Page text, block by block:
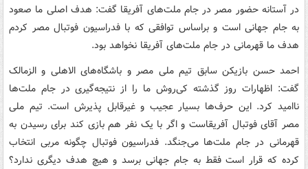
در آستانه حضور مصر در جام ملت‌های آفریقا گفت: هدف اصلی ما صعود
به جام جهانی است و براساس توافقی که با فدراسیون فوتبال مصر کردم
هدف ما قهرمانی در جام ملت‌های آفریقا نخواهد بود.
احمد حسن بازیکن سابق تیم ملی مصر و باشگاه‌های الاهلی و الزمالک
گفت: اظهارات روز گذشته کی‌روش ما را از نتیجه‌گیری در جام ملت‌ها
ناامید کرد. این حرف‌ها بسیار عجیب و غیرقابل پذیرش است. تیم ملی
مصر آقای فوتبال آفریقاست و اگر با یک نفر هم بازی کند برای رسیدن به
قهرمانی در جام ملت‌ها می‌جنگد. فدراسیون فوتبال چگونه مربی انتخاب
کرده که قرار است فقط به جام جهانی برسد و هیچ هدف دیگری ندارد؟